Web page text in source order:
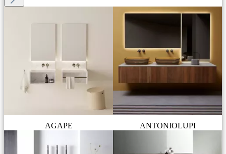
AGAPE ANTONIOLUPI